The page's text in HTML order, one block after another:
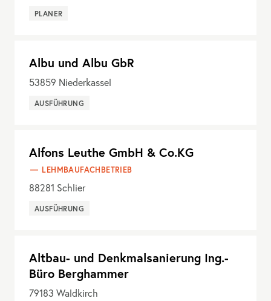
PLANER
Albu und Albu GbR
53859 Niederkassel
AUSFÜHRUNG
Alfons Leuthe GmbH & Co.KG
LEHMBAUFACHBETRIEB
88281 Schlier
AUSFÜHRUNG
Altbau- und Denkmalsanierung Ing.-
Büro Berghammer
79183 Waldkirch